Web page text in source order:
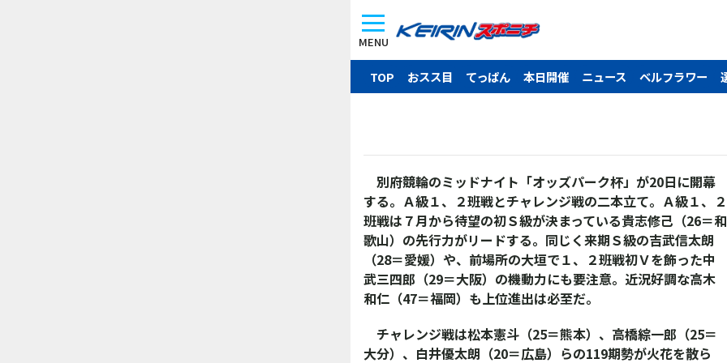
MENU
TOP おスス目 てっぱん 本日開催 ニュース ベルフラワー
別府競輪のミッドナイト「オッズパーク杯」が20日に開幕
する。Ａ級１、２班戦とチャレンジ戦の二本立て。Ａ級１、２
班戦は７月から待望の初Ｓ級が決まっている貴志修己（26＝和
歌山）の先行力がリードする。同じく来期Ｓ級の吉武信太朗
（28＝愛媛）や、前場所の大垣で１、２班戦初Ｖを飾った中
武三四郎（29＝大阪）の機動力にも要注意。近況好調な高木
和仁（47＝福岡）も上位進出は必至だ。
チャレンジ戦は松本憲斗（25＝熊本）、高橋綜一郎（25＝
大分）、白井優太朗（20＝広島）らの119期勢が火花を散ら